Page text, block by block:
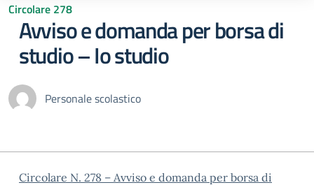
Circolare 278
Avviso e domanda per borsa di
studio – Io studio
Personale scolastico
Circolare N. 278 – Avviso e domanda per borsa di